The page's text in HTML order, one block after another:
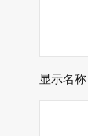
显示名称